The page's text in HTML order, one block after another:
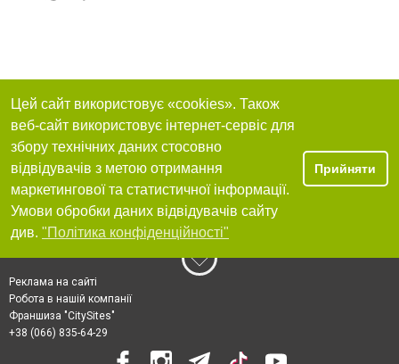
Цей сайт використовує «cookies». Також
веб-сайт використовує інтернет-сервіс для
збору технічних даних стосовно
відвідувачів з метою отримання
маркетингової та статистичної інформації.
Умови обробки даних відвідувачів сайту
див. "Політика конфіденційності"
Прийняти
Реклама на сайті
Робота в нашій компанії
Франшиза "CitySites"
+38 (066) 835-64-29